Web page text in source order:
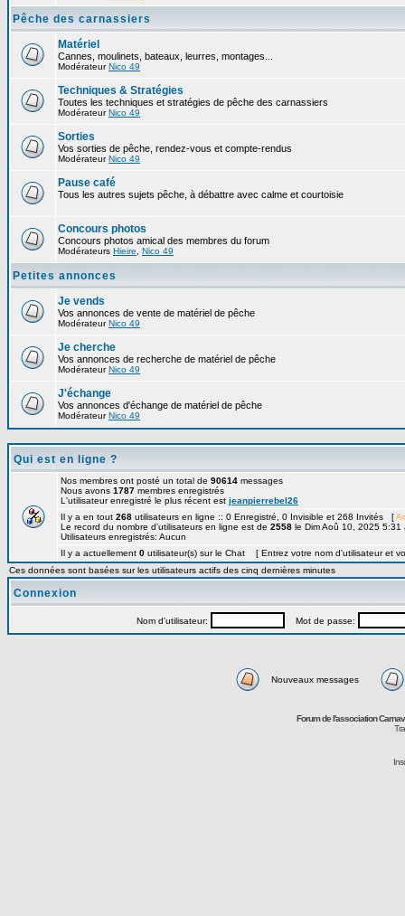
Pêche des carnassiers
Matériel
Cannes, moulinets, bateaux, leurres, montages...
ModérateurNico 49
Techniques & Stratégies
Toutes les techniques et stratégies de pêche des carnassiers
ModérateurNico 49
Sorties
Vos sorties de pêche, rendez-vous et compte-rendus
ModérateurNico 49
Pause café
Tous les autres sujets pêche, à débattre avec calme et courtoisie
Concours photos
Concours photos amical des membres du forum
Modérateurs Hieire Nico 49
Petites annonces
Je vends
Vos annonces de vente de matériel de pêche
ModérateurNico 49
Je cherche
Vos annonces de recherche de matériel de pêche
ModérateurNico 49
J'échange
Vos annonces d'échange de matériel de pêche
ModérateurNico 49
Qui est en ligne ?
Nos membres ont posté un total de 90614 messages
Nous avons 1787 membres enregistrés
L'utilisateur enregistré le plus récent est jeanpierrebel26
Il y a en tout 268 utilisateurs en ligne :: 0 Enregistré, 0 Invisible et 268 Invités [
Le record du nombre d'utilisateurs en ligne est de 2558 le Dim Aoû 10, 2025 5:31
Utilisateurs enregistrés: Aucun
Il y a actuellement 0 utilisateur(s) sur le Chat [ Entrez votre nom d'utilisateur et
Ces données sont basées sur les utilisateurs actifs des cinq dernières minutes
Connexion
Nom d'utilisateur: Mot de passe:
Nouveaux messages
Forum de l'association